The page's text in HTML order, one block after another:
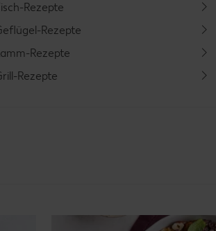
Rezepte
Rezepte
Rezepte
Rezepte